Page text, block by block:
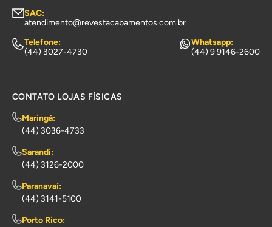
SAC:
atendimento@revestacabamentos.com.br
Telefone:
(44) 3027-4730
Whatsapp:
(44) 9 9146-2600
CONTATO LOJAS FÍSICAS
Maringá:
(44) 3036-4733
Sarandi:
(44) 3126-2000
Paranavaí:
(44) 3141-5100
Porto Rico: